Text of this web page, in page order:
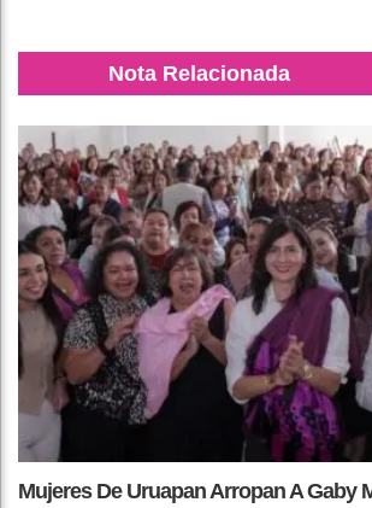
Nota Relacionada
Mujeres De Uruapan Arropan A Gaby